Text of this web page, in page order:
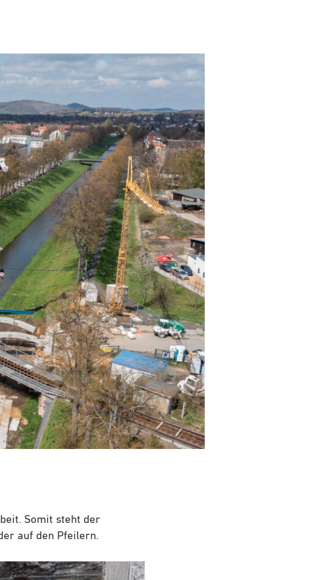
Somit steht der
auf den Pfeilern.